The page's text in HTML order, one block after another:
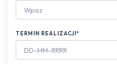
TERMIN REALIZACJI *